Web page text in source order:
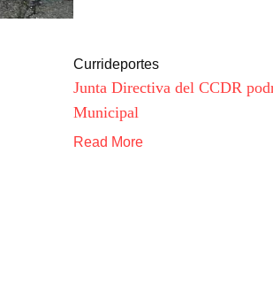
Currideportes
Junta Directiva del CCDR
Municipal
Read More